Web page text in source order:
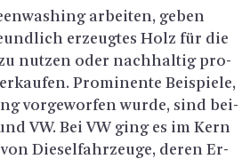
ar­bei­ten, geben
er­zeug­tes Holz für die
nut­zen oder nach­hal­tig pro­
Pro­mi­nen­te Bei­spie­le,
vor­ge­wor­fen wurde, sind bei­
VW. Bei VW ging es im Kern
Die­sel­fahr­zeu­ge, deren Er­